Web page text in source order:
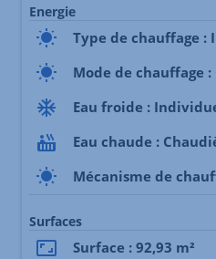
Energie
Type de chauffage :
Mode de chauffage :
Eau froide :
Eau chaude :
Mécanisme de
Surfaces
Surface : 92,93 m²